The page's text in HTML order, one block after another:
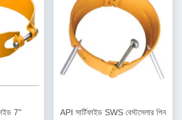
7"
API সার্টিফাইড SWS বেস্টসেলার পিন